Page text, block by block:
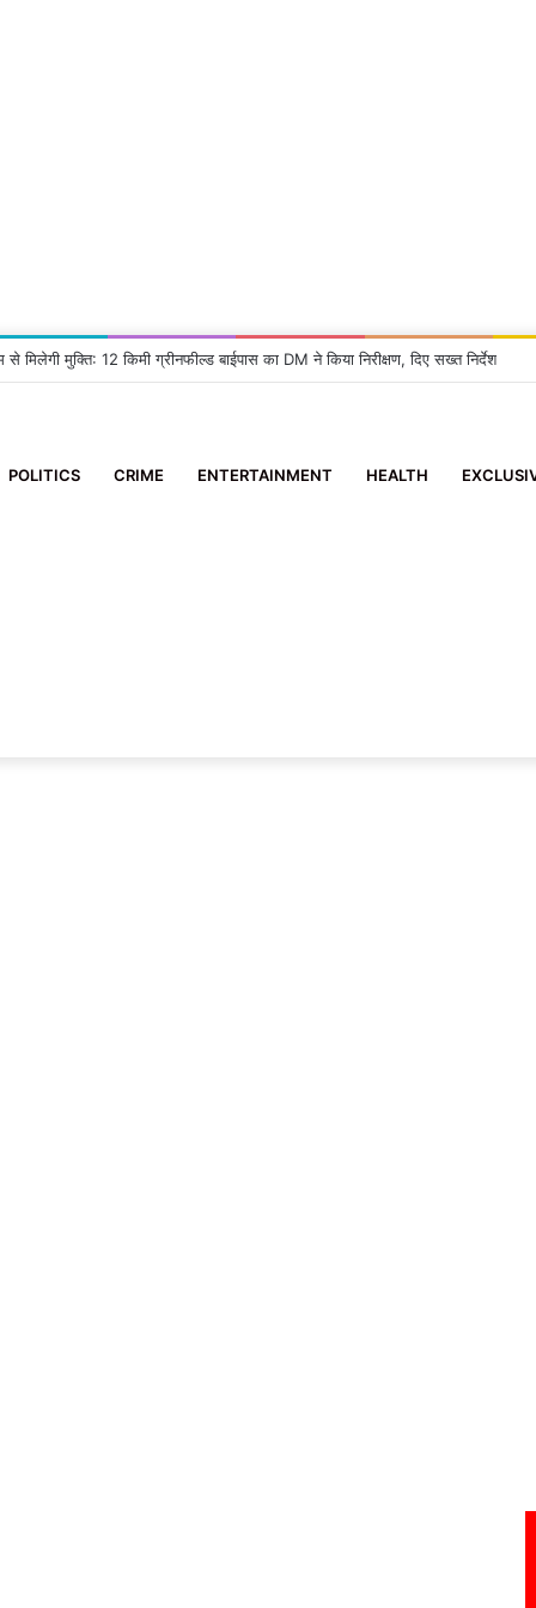
मिलेगी मुक्ति: 12 किमी ग्रीनफील्ड बाईपास का DM ने किया निरीक्षण, दिए सख्त निर्देश
POLITICS CRIME ENTERTAINMENT HEALTH